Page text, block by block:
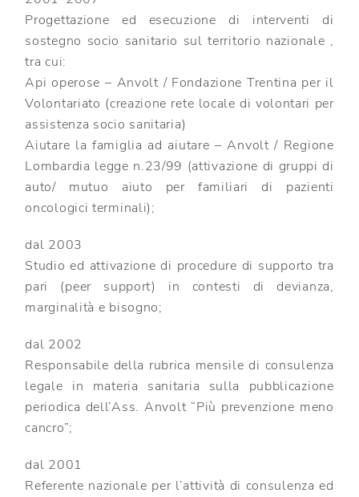
Progettazione ed esecuzione di interventi di
sostegno socio sanitario sul territorio nazionale ,
tra cui:
Api operose – Anvolt / Fondazione Trentina per il
Volontariato (creazione rete locale di volontari per
assistenza socio sanitaria)
Aiutare la famiglia ad aiutare – Anvolt / Regione
Lombardia legge n.23/99 (attivazione di gruppi di
auto/ mutuo aiuto per familiari di pazienti
oncologici terminali);
dal 2003
Studio ed attivazione di procedure di supporto tra
pari (peer support) in contesti di devianza,
marginalità e bisogno;
dal 2002
Responsabile della rubrica mensile di consulenza
legale in materia sanitaria sulla pubblicazione
periodica dell’Ass. Anvolt “Più prevenzione meno
cancro”;
dal 2001
Referente nazionale per l’attività di consulenza ed